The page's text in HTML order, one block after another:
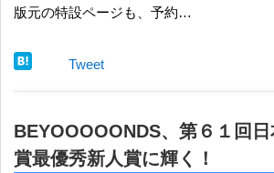
版元の特設ページも、予約…
Tweet
BEYOOOOONDS、第６１回
賞最優秀新人賞に輝く！